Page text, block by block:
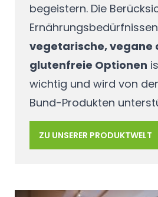
begeistern. Die
vegetarische, vegane
glutenfreie Optionen
wichtig und wird von
Bund-Produkten
ZU UNSERER PRODUKTWELT